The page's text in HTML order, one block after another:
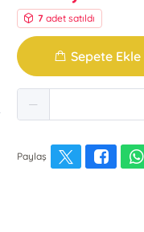
7 adet satıldı
Sepete Ekle
Paylaş